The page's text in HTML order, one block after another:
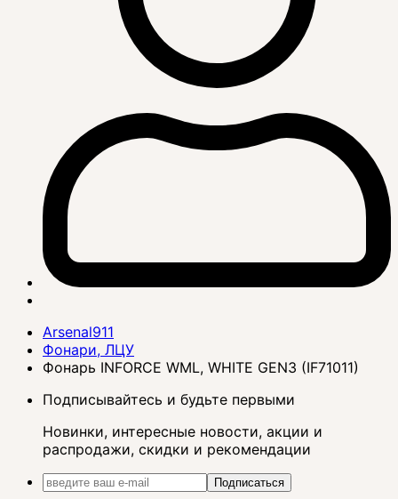
Arsenal911
Фонари, ЛЦУ
Фонарь INFORCE WML, WHITE GEN3 (IF71011)
Подписывайтесь и будьте первыми
Новинки, интересные новости, акции и
распродажи, скидки и рекомендации
Подписаться